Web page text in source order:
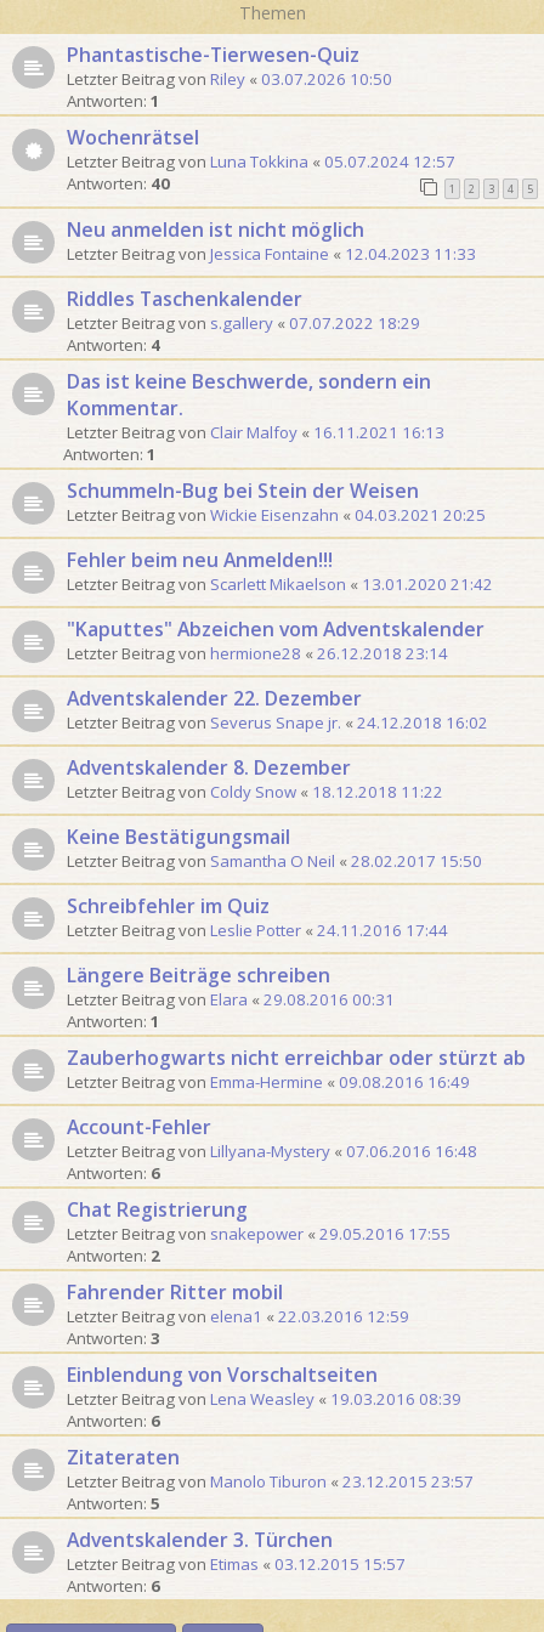
Themen
Phantastische-Tierwesen-Quiz
Letzter Beitrag von Riley « 03.07.2026 10:50
Antworten: 1
Wochenrätsel
Letzter Beitrag von Luna Tokkina « 05.07.2024 12:57
Antworten: 40 1 2 3 4 5
Neu anmelden ist nicht möglich
Letzter Beitrag von Jessica Fontaine « 12.04.2023 11:33
Riddles Taschenkalender
Letzter Beitrag von s.gallery « 07.07.2022 18:29
Antworten: 4
Das ist keine Beschwerde, sondern ein
Kommentar.
Letzter Beitrag von Clair Malfoy « 16.11.2021 16:13
Antworten: 1
Schummeln-Bug bei Stein der Weisen
Letzter Beitrag von Wickie Eisenzahn « 04.03.2021 20:25
Fehler beim neu Anmelden!!!
Letzter Beitrag von Scarlett Mikaelson « 13.01.2020 21:42
"Kaputtes" Abzeichen vom Adventskalender
Letzter Beitrag von hermione28 «26.12.2018 23:14
Adventskalender 22. Dezember
Letzter Beitrag von Severus Snape jr. «24.12.2018 16:02
Adventskalender 8. Dezember
Letzter Beitrag von Coldy Snow « 18.12.2018 11:22
Keine Bestätigungsmail
Letzter Beitrag von Samantha O Neil «28.02.2017 15:50
Schreibfehler im Quiz
Letzter Beitrag von Leslie Potter «24.11.2016 17:44
Längere Beiträge schreiben
Letzter Beitrag von Elara «29.08.2016 00:31
Antworten: 1
Zauberhogwarts nicht erreichbar oder stürzt ab
Letzter Beitrag von Emma-Hermine « 09.08.2016 16:49
Account-Fehler
Letzter Beitrag von Lillyana-Mystery « 07.06.2016 16:48
Antworten: 6
Chat Registrierung
Letzter Beitrag von snakepower «29.05.2016 17:55
Antworten: 2
Fahrender Ritter mobil
Letzter Beitrag von elena1 «22.03.2016 12:59
Antworten: 3
Einblendung von Vorschaltseiten
Letzter Beitrag von Lena Weasley « 19.03.2016 08:39
Antworten: 6
Zitateraten
Letzter Beitrag von Manolo Tiburon «23.12.2015 23:57
Antworten: 5
Adventskalender 3. Türchen
Letzter Beitrag von Etimas « 03.12.2015 15:57
Antworten: 6